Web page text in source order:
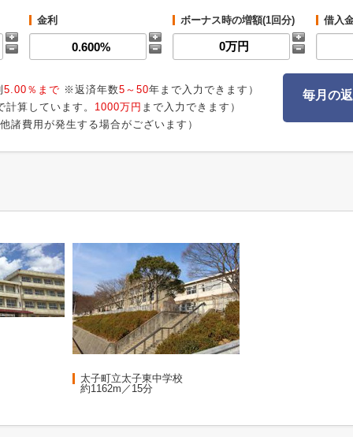
金利 ボーナス時の増額(1回分) 借入
5.00％まで ※返済年数5～50年まで入力できます）
計算しています。 1000万円 まで入力できます）
諸費用が発生する場合がございます）
毎月の
太子町立太子東中学校
約1162m／15分